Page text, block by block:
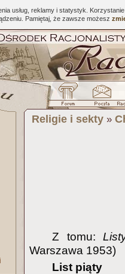
usług, reklamy i statystyk.
Pamiętaj, że zawsze możesz
Religie i sekty »
Z tomu:
Warszawa 1953)
List piąty